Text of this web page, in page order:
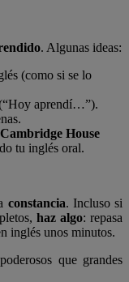
. Algunas ideas:
(como si se lo
aprendí…”).
Cambridge House
tu inglés oral.
constancia. Incluso si
haz algo: repasa
inglés unos minutos.
que grandes